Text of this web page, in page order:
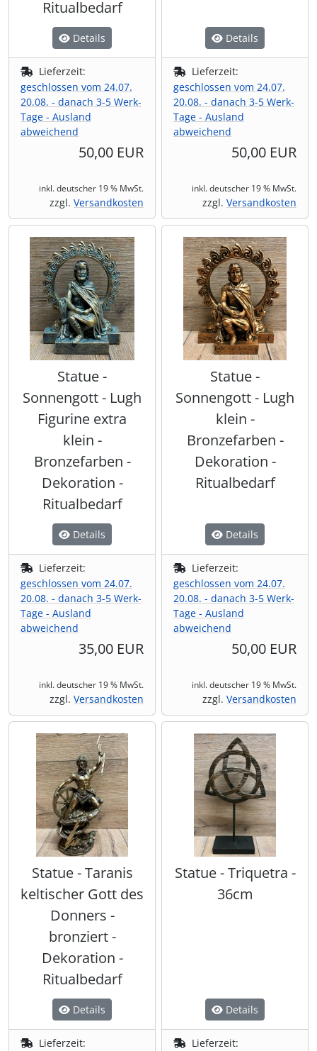
Ritualbedarf
Details
Lieferzeit:
geschlossen vom 24.07.
20.08. - danach 3-5 Werk-
Tage - Ausland
abweichend
50,00 EUR
inkl. deutscher 19 % MwSt.
zzgl. Versandkosten
Details
Lieferzeit:
geschlossen vom 24.07.
20.08. - danach 3-5 Werk-
Tage - Ausland
abweichend
50,00 EUR
inkl. deutscher 19 % MwSt.
zzgl. Versandkosten
Statue -
Sonnengott - Lugh
Figurine extra
klein -
Bronzefarben -
Dekoration -
Ritualbedarf
Details
Lieferzeit:
geschlossen vom 24.07.
20.08. - danach 3-5 Werk-
Tage - Ausland
abweichend
35,00 EUR
inkl. deutscher 19 % MwSt.
zzgl. Versandkosten
Statue -
Sonnengott - Lugh
klein -
Bronzefarben -
Dekoration -
Ritualbedarf
Details
Lieferzeit:
geschlossen vom 24.07.
20.08. - danach 3-5 Werk-
Tage - Ausland
abweichend
50,00 EUR
inkl. deutscher 19 % MwSt.
zzgl. Versandkosten
Statue - Taranis
keltischer Gott des
Donners -
bronziert -
Dekoration -
Ritualbedarf
Details
Lieferzeit:
Statue - Triquetra -
36cm
Details
Lieferzeit: